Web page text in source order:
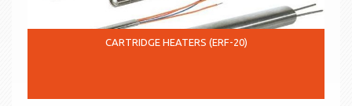
CARTRIDGE HEATERS (ERF-20)